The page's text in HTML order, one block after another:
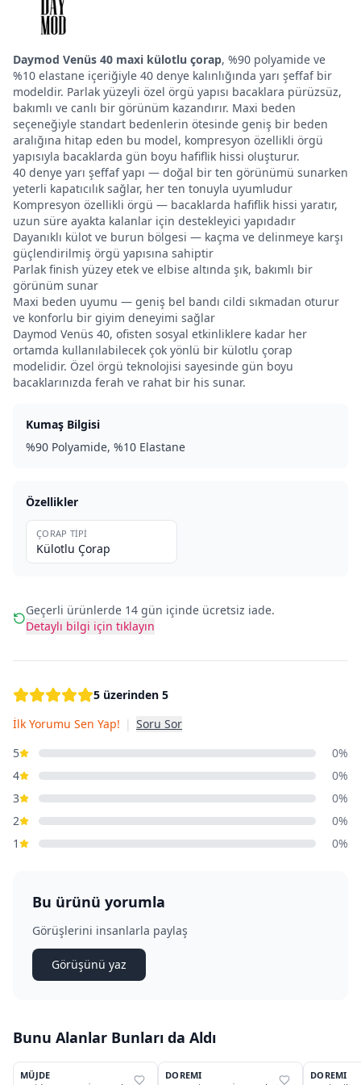
Daymod Venüs 40 maxi külotlu çorap, %90 polyamide ve
%10 elastane içeriğiyle 40 denye kalınlığında yarı şeffaf bir
modeldir. Parlak yüzeyli özel örgü yapısı bacaklara pürüzsüz,
bakımlı ve canlı bir görünüm kazandırır. Maxi beden
seçeneğiyle standart bedenlerin ötesinde geniş bir beden
aralığına hitap eden bu model, kompresyon özellikli örgü
yapısıyla bacaklarda gün boyu hafiflik hissi oluşturur.
40 denye yarı şeffaf yapı — doğal bir ten görünümü sunarken
yeterli kapatıcılık sağlar, her ten tonuyla uyumludur
Kompresyon özellikli örgü — bacaklarda hafiflik hissi yaratır,
uzun süre ayakta kalanlar için destekleyici yapıdadır
Dayanıklı külot ve burun bölgesi — kaçma ve delinmeye karşı
güçlendirilmiş örgü yapısına sahiptir
Parlak finish yüzey etek ve elbise altında şık, bakımlı bir
görünüm sunar
Maxi beden uyumu — geniş bel bandı cildi sıkmadan oturur
ve konforlu bir giyim deneyimi sağlar
Daymod Venüs 40, ofisten sosyal etkinliklere kadar her
ortamda kullanılabilecek çok yönlü bir külotlu çorap
modelidir. Özel örgü teknolojisi sayesinde gün boyu
bacaklarınızda ferah ve rahat bir his sunar.
Kumaş Bilgisi
%90 Polyamide, %10 Elastane
Özellikler
ÇORAP TIPI
Külotlu Çorap
Geçerli ürünlerde 14 gün içinde ücretsiz iade.
Detaylı bilgi için tıklayın
5 üzerinden 5
İlk Yorumu Sen Yap! | Soru Sor
5
0%
4
0%
3
0%
2
0%
1
0%
Bu ürünü yorumla
Görüşlerini insanlarla paylaş
Görüşünü yaz
Bunu Alanlar Bunları da Aldı
%39
MÜJDE %40
DOREMI %40
DOREMI